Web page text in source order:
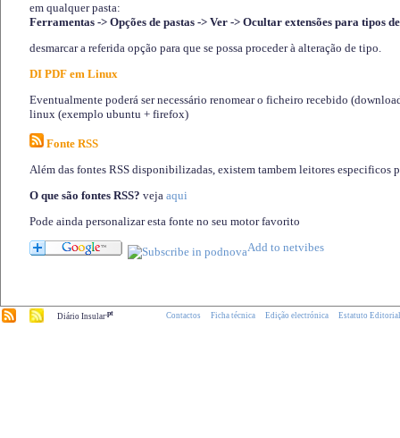
em qualquer pasta:
Ferramentas -> Opções de pastas -> Ver -> Ocultar extensões para tipos
desmarcar a referida opção para que se possa proceder à alteração de tipo.
DI PDF em Linux
Eventualmente poderá ser necessário renomear o ficheiro recebido
linux (exemplo ubuntu + firefox)
Fonte RSS
Além das fontes RSS disponibilizadas, existem tambem leitores especificos
O que são fontes RSS? veja aqui
Pode ainda personalizar esta fonte no seu motor favorito
Diário Insular.pt Contactos Ficha técnica Edição electrónica Estatuto Editorial